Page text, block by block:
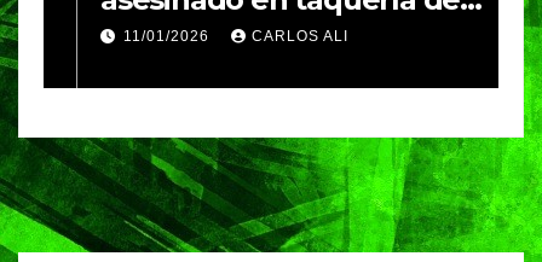
Amozoc
11/01/2026 CARLOS ALI